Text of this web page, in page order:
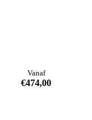
Vanaf
€474,00